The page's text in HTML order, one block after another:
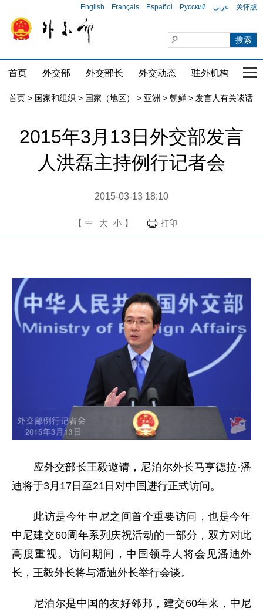
English Français Español Русский عربي 关怀版
首页 外交部 外交部长 外交动态 驻外机构 国
首页 > 国家和组织 > 国家（地区） > 亚洲 > 朝鲜 > 发言人有关谈话
2015年3月13日外交部发言
人洪磊主持例行记者会
2015-03-13 18:10
【 中 大 小 】 打印
应外交部长王毅邀请，尼泊尔外长马亨德拉·潘
迪将于3月17日至21日对中国进行正式访问。
此访是今年中尼之间首个重要访问，也是今年
中尼建交60周年系列庆祝活动的一部分，双方对此
高度重视。访问期间，中国领导人将会见潘迪外
长，王毅外长将与潘迪外长举行会谈。
尼泊尔是中国的友好邻邦，建交60年来，中尼